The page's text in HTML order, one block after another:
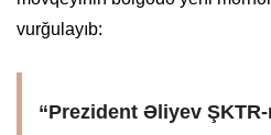
vurğulayıb:
“Prezident Əliyev